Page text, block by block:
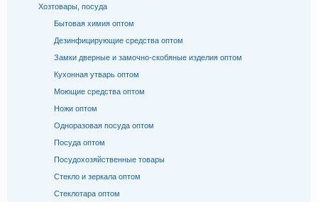
Хозтовары, посуда
Бытовая химия оптом
Дезинфицирующие средства оптом
Замки дверные и замочно-скобяные изделия оптом
Кухонная утварь оптом
Моющие средства оптом
Ножи оптом
Одноразовая посуда оптом
Посуда оптом
Посудохозяйственные товары
Стекло и зеркала оптом
Стеклотара оптом